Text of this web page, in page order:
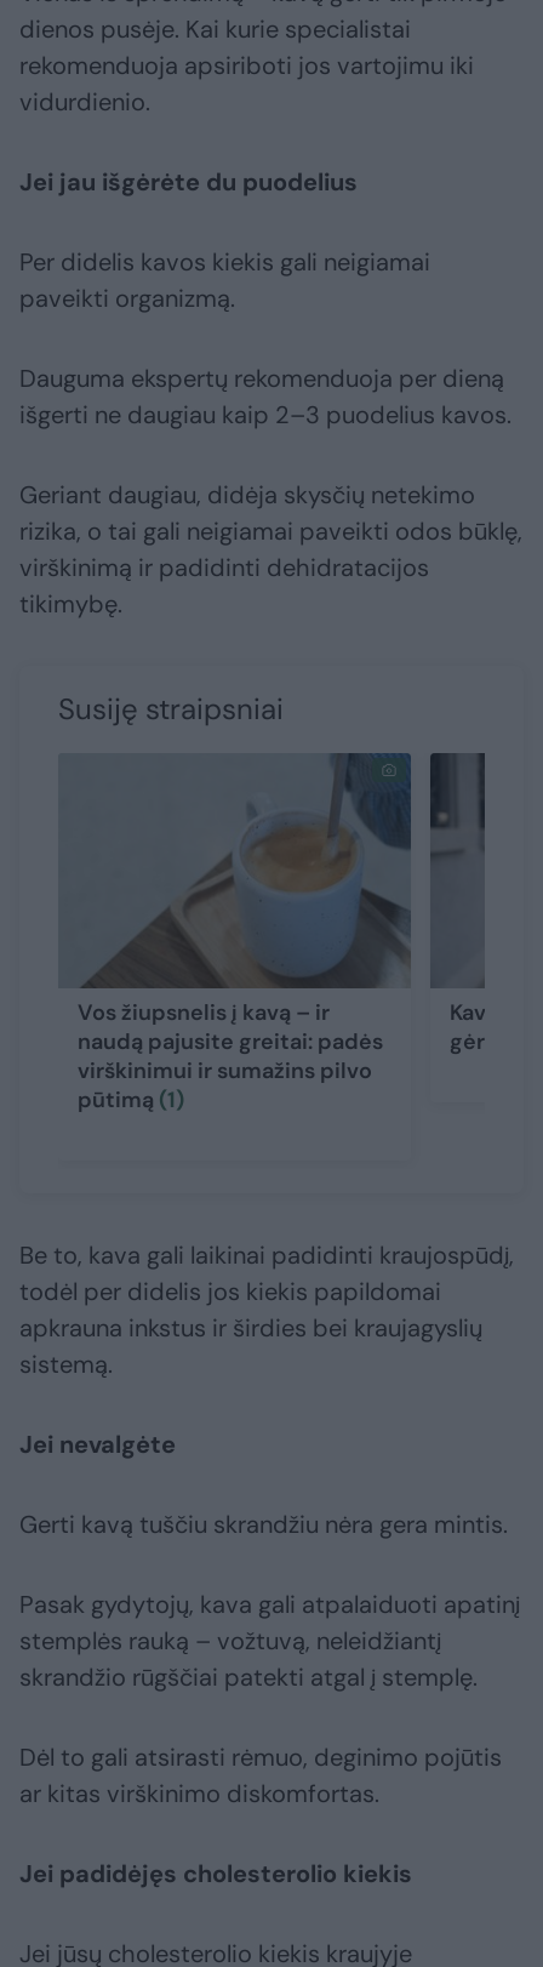
dienos pusėje. Kai kurie specialistai
rekomenduoja apsiriboti jos vartojimu iki
vidurdienio.
Jei jau išgėrėte du puodelius
Per didelis kavos kiekis gali neigiamai
paveikti organizmą.
Dauguma ekspertų rekomenduoja per dieną
išgerti ne daugiau kaip 2–3 puodelius kavos.
Geriant daugiau, didėja skysčių netekimo
rizika, o tai gali neigiamai paveikti odos būklę,
virškinimą ir padidinti dehidratacijos
tikimybę.
Susiję straipsniai
Vos žiupsnelis į kavą – ir
naudą pajusite greitai: padės
virškinimui ir sumažins pilvo
pūtimą (1)
Kava:
gėrimą,
Be to, kava gali laikinai padidinti kraujospūdį,
todėl per didelis jos kiekis papildomai
apkrauna inkstus ir širdies bei kraujagyslių
sistemą.
Jei nevalgėte
Gerti kavą tuščiu skrandžiu nėra gera mintis.
Pasak gydytojų, kava gali atpalaiduoti apatinį
stemplės rauką – vožtuvą, neleidžiantį
skrandžio rūgščiai patekti atgal į stemplę.
Dėl to gali atsirasti rėmuo, deginimo pojūtis
ar kitas virškinimo diskomfortas.
Jei padidėjęs cholesterolio kiekis
Jei jūsų cholesterolio kiekis kraujyje